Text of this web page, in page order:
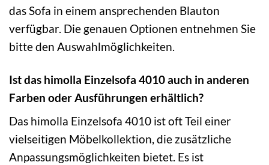
das Sofa in einem ansprechenden Blauton
verfügbar. Die genauen Optionen entnehmen Sie
bitte den Auswahlmöglichkeiten.
Ist das himolla Einzelsofa 4010 auch in anderen
Farben oder Ausführungen erhältlich?
Das himolla Einzelsofa 4010 ist oft Teil einer
vielseitigen Möbelkollektion, die zusätzliche
Anpassungsmöglichkeiten bietet. Es ist